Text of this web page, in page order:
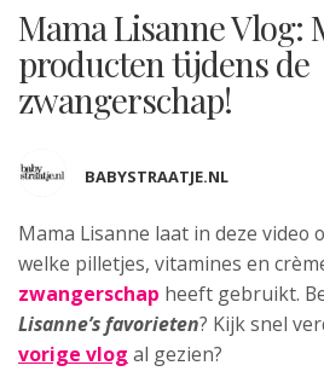
Mama Lisanne Vlog:
producten tijdens de
zwangerschap!
BABYSTRAATJE.NL
Mama Lisanne laat in deze video
welke pilletjes, vitamines en
zwangerschap heeft gebruikt.
Lisanne’s favorieten? Kijk snel
vorige vlog al gezien?